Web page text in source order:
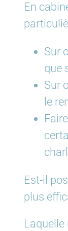
En
Sur
que
Sur
le
Est-il
plus
Laquelle